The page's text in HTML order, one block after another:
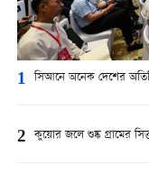
1 সিআনে অনেক দেশের
2 কুয়োর জলে শুষ্ক গ্রামের